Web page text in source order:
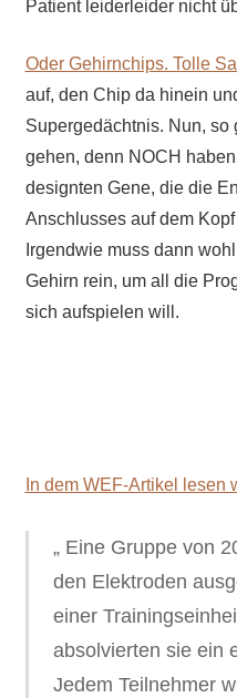
Patient leiderleider nicht
Oder Gehirnchips. Tolle
auf, den Chip da hinein
Supergedächtnis. Nun, so
gehen, denn NOCH
designten Gene, die die
Anschlusses auf dem
Irgendwie muss dann
Gehirn rein, um all die
sich aufspielen will.
In dem WEF-Artikel lesen
„ Eine Gruppe von
den Elektroden
einer
absolvierten sie ein
Jedem Teilnehmer